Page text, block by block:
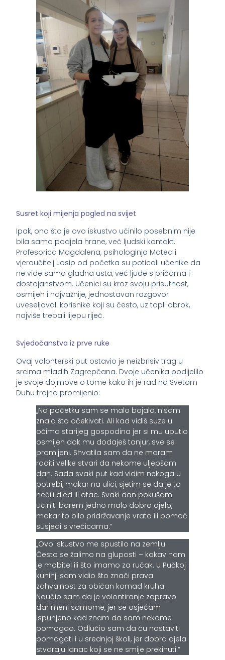
Susret koji mijenja pogled na svijet
Ipak, ono što je ovo iskustvo učinilo posebnim nije
bila samo podjela hrane, već ljudski kontakt.
Profesorica Magdalena, psihologinja Matea i
vjeroučitelj Josip od početka su poticali učenike da
ne vide samo gladna usta, već ljude s pričama i
dostojanstvom. Učenici su kroz svoju prisutnost,
osmijeh i najvažnije, jednostavan razgovor
uveseljavali korisnike koji su često, uz topli obrok,
najviše trebali lijepu riječ.
Svjedočanstva iz prve ruke
Ovaj volonterski put ostavio je neizbrisiv trag u
srcima mladih Zagrepčana. Dvoje učenika podijelilo
je svoje dojmove o tome kako ih je rad na Svetom
Duhu trajno promijenio:
„Na početku sam se malo bojala, nisam
znala što očekivati. Ali kad vidiš suze u
očima starijeg gospodina jer si mu uputio
osmijeh dok mu dodaješ tanjur, sve se
promijeni. Shvatila sam da ne moram
raditi velike stvari da nekome uljepšam
dan. Sada svaki put kad vidim nekoga u
potrebi, makar na ulici, sjetim se da je to
nečiji djed ili otac. Svaki dan pokušam
učiniti barem jedno malo dobro djelo,
makar to bilo pridržavanje vrata ili pomoć
susjedi s vrećicama.“
„Ovo iskustvo me spustilo na zemlju.
Često se žalimo na gluposti – kakav nam
je mobitel ili što imamo za ručak. U Pučkoj
kuhinji sam vidio što znači prava
zahvalnost za običan komad kruha.
Naučio sam da je volontiranje zapravo
dar meni samome, jer se osjećam
ispunjeno kad znam da sam nekome
pomogao. Odlučio sam da ću nastaviti
pomagati i u srednjoj školi, jer dobra djela
stvaraju lanac koji se ne smije prekinuti.“